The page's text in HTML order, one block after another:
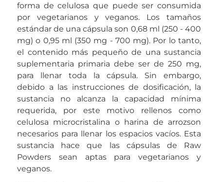
forma de celulosa que puede ser consumida
por vegetarianos y veganos. Los tamaños
estándar de una cápsula son 0,68 ml (250 - 400
mg) o 0,95 ml (350 mg - 700 mg). Por lo tanto,
el contenido más pequeño de una sustancia
suplementaria primaria debe ser de 250 mg,
para llenar toda la cápsula. Sin embargo,
debido a las instrucciones de dosificación, la
sustancia no alcanza la capacidad mínima
requerida, por este motivo rellenos como
celulosa microcristalina o harina de arrozson
necesarios para llenar los espacios vacíos. Esta
sustancia hace que las cápsulas de Raw
Powders sean aptas para vegetarianos y
veganos.